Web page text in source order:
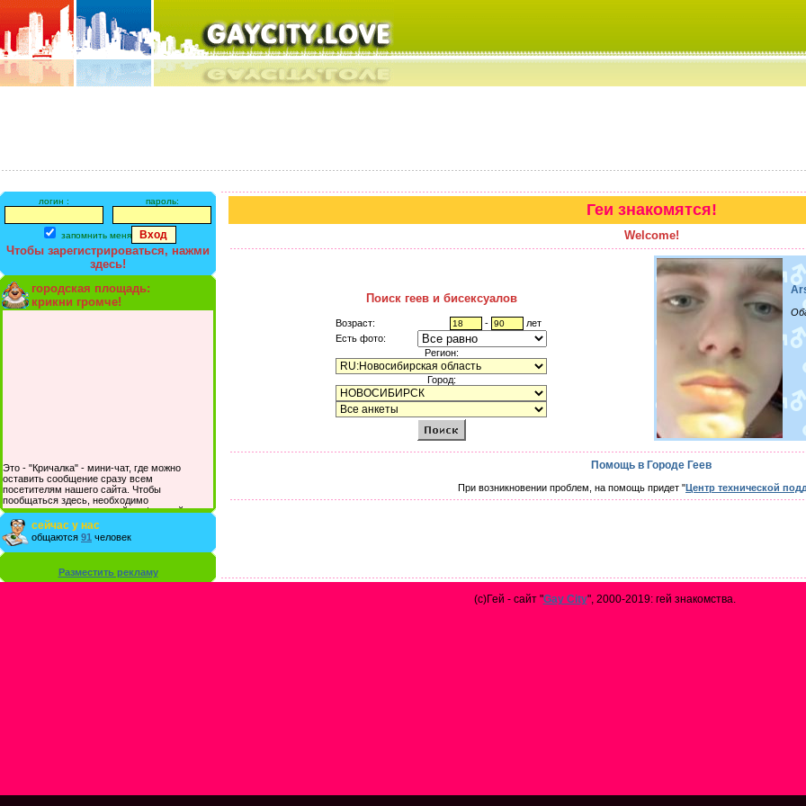
логин : пароль:
запомнить меня
Чтобы зарегистрироваться, нажми
здесь!
городская площадь:
крикни громче!
Это - "Кричалка" - мини-чат, где можно
оставить сообщение сразу всем
посетителям нашего сайта. Чтобы
пообщаться здесь, необходимо
зарегистрироваться на сайте и/или войти со
своими логином и паролем.
сейчас у нас
общаются 91 человек
Разместить рекламу
Геи знакомятся!
Welcome!
Поиск геев и бисексуалов
Возраст: -
лет
Есть фото:
Регион:
Город:
Помощь в Городе Геев
При возникновении проблем, на помощь придет "Центр технической
(с)Гей - сайт "Gay City", 2000-2019: гей знакомства.